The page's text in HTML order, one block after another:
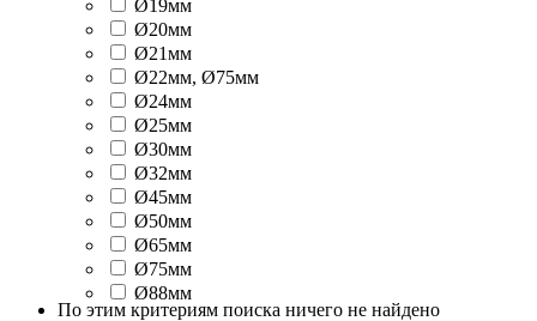
Ø19мм
Ø20мм
Ø21мм
Ø22мм, Ø75мм
Ø24мм
Ø25мм
Ø30мм
Ø32мм
Ø45мм
Ø50мм
Ø65мм
Ø75мм
Ø88мм
По этим критериям поиска ничего не найдено